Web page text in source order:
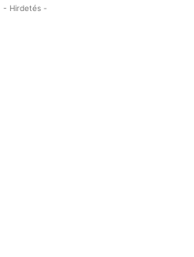
- Hirdetés -